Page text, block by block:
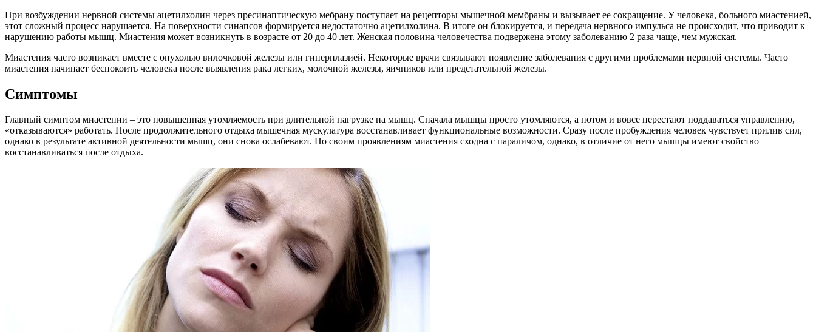
При возбуждении нервной системы ацетилхолин через пресинаптическую мебрану поступает на рецепторы мышечной мембраны и вызывает ее сокращение. У человека, больного миастенией,
этот сложный процесс нарушается. На поверхности синапсов формируется недостаточно ацетилхолина. В итоге он блокируется, и передача нервного импульса не происходит, что приводит к
нарушению работы мышц. Миастения может возникнуть в возрасте от 20 до 40 лет. Женская половина человечества подвержена этому заболеванию 2 раза чаще, чем мужская.
Миастения часто возникает вместе с опухолью вилочковой железы или гиперплазией. Некоторые врачи связывают появление заболевания с другими проблемами нервной системы. Часто
миастения начинает беспокоить человека после выявления рака легких, молочной железы, яичников или предстательной железы.
Симптомы
Главный симптом миастении – это повышенная утомляемость при длительной нагрузке на мышц. Сначала мышцы просто утомляются, а потом и вовсе перестают поддаваться управлению,
«отказываются» работать. После продолжительного отдыха мышечная мускулатура восстанавливает функциональные возможности. Сразу после пробуждения человек чувствует прилив сил,
однако в результате активной деятельности мышц, они снова ослабевают. По своим проявлениям миастения сходна с параличом, однако, в отличие от него мышцы имеют свойство
восстанавливаться после отдыха.